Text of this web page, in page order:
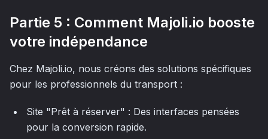
Partie 5 : Comment Majoli.io booste
votre indépendance
Chez Majoli.io, nous créons des solutions spécifiques
pour les professionnels du transport :
Site "Prêt à réserver" : Des interfaces pensées
pour la conversion rapide.